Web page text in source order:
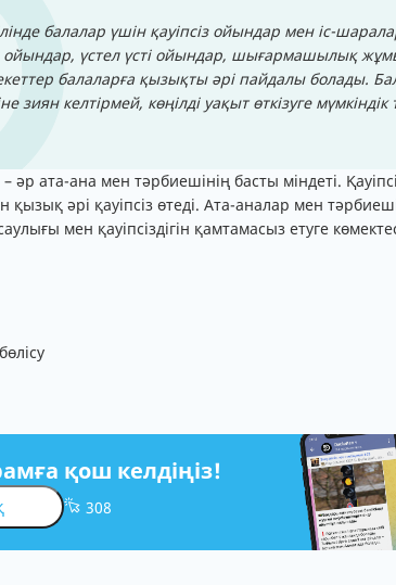
балалар үшін қауіпсіз ойындар мен іс-
үстел үсті ойындар, шығармашылық
балаларға қызықты әрі пайдалы болады.
зиян келтірмей, көңілді уақыт өткізуге
– әр ата-ана мен тәрбиешінің басты міндеті.
қызық әрі қауіпсіз өтеді. Ата-аналар мен
мен қауіпсіздігін қамтамасыз етуге
қош келдіңіз!
308